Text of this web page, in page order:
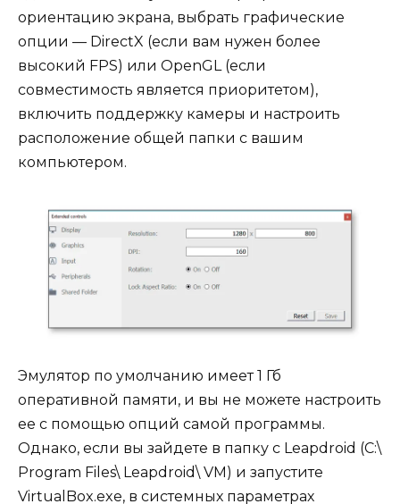
ориентацию экрана, выбрать графические
опции — DirectX (если вам нужен более
высокий FPS) или OpenGL (если
совместимость является приоритетом),
включить поддержку камеры и настроить
расположение общей папки с вашим
компьютером.
Эмулятор по умолчанию имеет 1 Гб
оперативной памяти, и вы не можете настроить
ее с помощью опций самой программы.
Однако, если вы зайдете в папку с Leapdroid (C:\
Program Files\ Leapdroid\ VM) и запустите
VirtualBox.exe, в системных параметрах